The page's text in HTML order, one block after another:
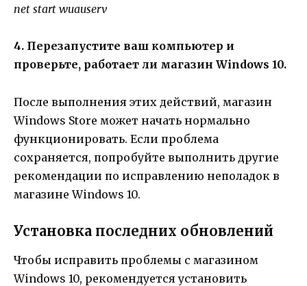
net start wuauserv
4. Перезапустите ваш компьютер и
проверьте, работает ли магазин Windows 10.
После выполнения этих действий, магазин
Windows Store может начать нормально
функционировать. Если проблема
сохраняется, попробуйте выполнить другие
рекомендации по исправлению неполадок в
магазине Windows 10.
Установка последних обновлений
Чтобы исправить проблемы с магазином
Windows 10, рекомендуется установить